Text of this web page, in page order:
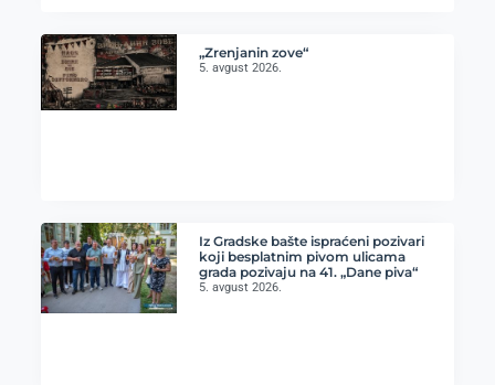
„Zrenjanin zove“
5. avgust 2026.
Iz Gradske bašte ispraćeni pozivari
koji besplatnim pivom ulicama
grada pozivaju na 41. „Dane piva“
5. avgust 2026.